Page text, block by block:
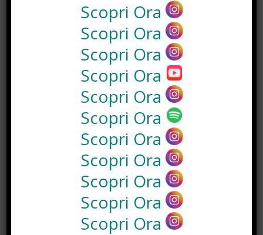
Gennaio 15th, 2018
Napoli by Night: dai pub alla serata
con escort Napoli.
Maggio 3rd, 2018
NEWS IN UNA FOTO
Scopri Ora
Scopri Ora
Scopri Ora
Scopri Ora
Scopri Ora
Scopri Ora
Scopri Ora
Scopri Ora
Scopri Ora
Scopri Ora
Scopri Ora